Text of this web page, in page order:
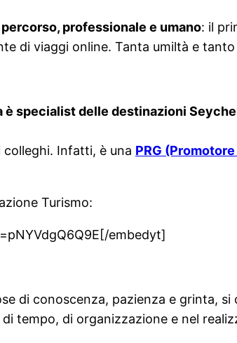
percorso, professionale e umano: il
di viaggi online. Tanta umiltà e
è specialist delle destinazioni
Infatti, è una PRG
Turismo:
embedyt]
di conoscenza, pazienza e grinta,
tempo, di organizzazione e nel